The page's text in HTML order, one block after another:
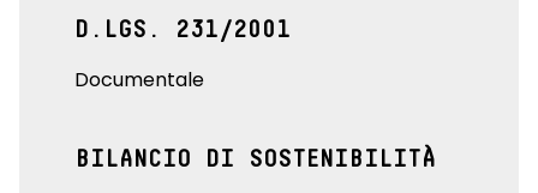
D.LGS. 231/2001
Documentale
BILANCIO DI SOSTENIBILITÀ